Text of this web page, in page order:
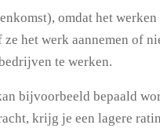
omdat het
het werk aannemen of
te werken.
bijvoorbeeld bepaald
krijg je een lagere